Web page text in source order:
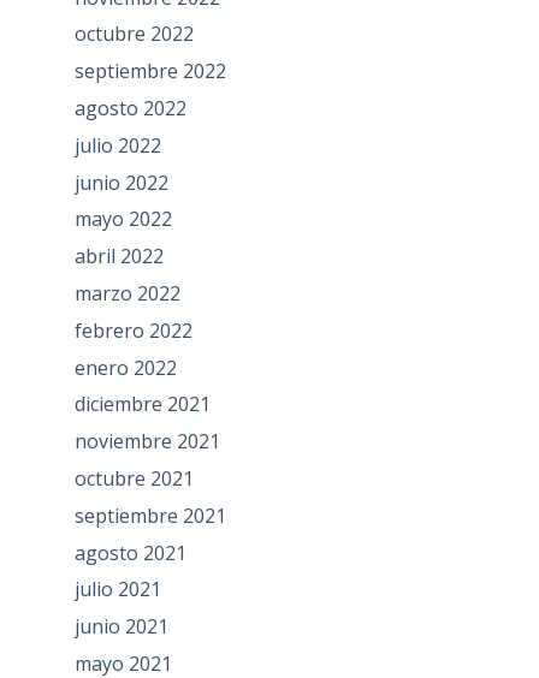
octubre 2022
septiembre 2022
agosto 2022
julio 2022
junio 2022
mayo 2022
abril 2022
marzo 2022
febrero 2022
enero 2022
diciembre 2021
noviembre 2021
octubre 2021
septiembre 2021
agosto 2021
julio 2021
junio 2021
mayo 2021